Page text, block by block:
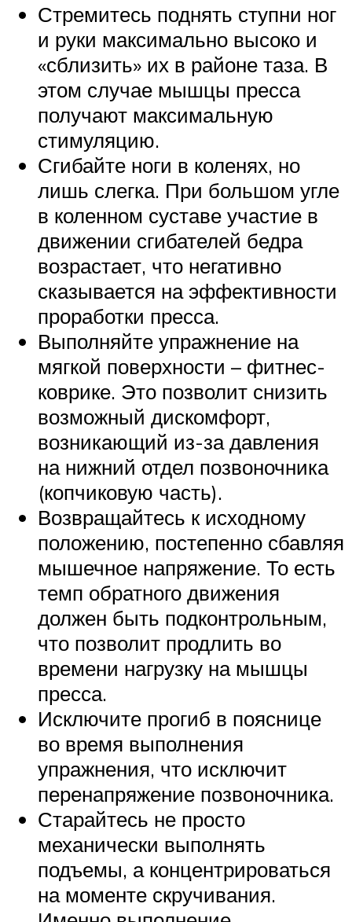
Стремитесь поднять ступни ног
и руки максимально высоко и
«сблизить» их в районе таза. В
этом случае мышцы пресса
получают максимальную
стимуляцию.
Сгибайте ноги в коленях, но
лишь слегка. При большом угле
в коленном суставе участие в
движении сгибателей бедра
возрастает, что негативно
сказывается на эффективности
проработки пресса.
Выполняйте упражнение на
мягкой поверхности – фитнес-
коврике. Это позволит снизить
возможный дискомфорт,
возникающий из-за давления
на нижний отдел позвоночника
(копчиковую часть).
Возвращайтесь к исходному
положению, постепенно сбавляя
мышечное напряжение. То есть
темп обратного движения
должен быть подконтрольным,
что позволит продлить во
времени нагрузку на мышцы
пресса.
Исключите прогиб в пояснице
во время выполнения
упражнения, что исключит
перенапряжение позвоночника.
Старайтесь не просто
механически выполнять
подъемы, а концентрироваться
на моменте скручивания.